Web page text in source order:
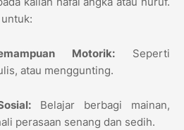
Motorik: Seperti
atau menggunting.
Belajar berbagi mainan,
perasaan senang dan sedih.